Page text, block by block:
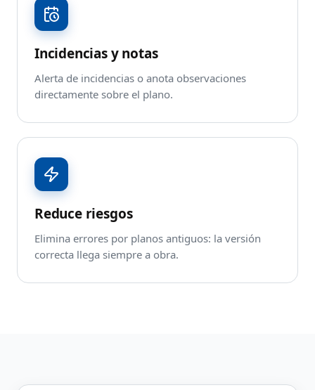
Incidencias y notas
Alerta de incidencias o anota observaciones
directamente sobre el plano.
Reduce riesgos
Elimina errores por planos antiguos: la versión
correcta llega siempre a obra.